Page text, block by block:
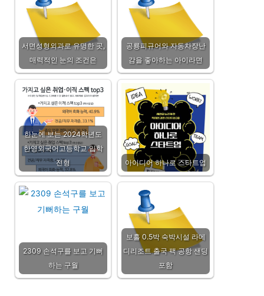
서면성형외과로 유명한 곳,
매력적인 눈의 조건은
공룡피규어와 자동차장난
감을 좋아하는 아이라면
한눈에 보는 2024학년도
한영외국어고등학교 입학
전형
아이디어 하나로 스타트업
2309 손석구를 보고 기뻐
하는 구월
보홀 0.5박 숙박시설 라메
디리조트 출국 팩 공항 샌딩
포함